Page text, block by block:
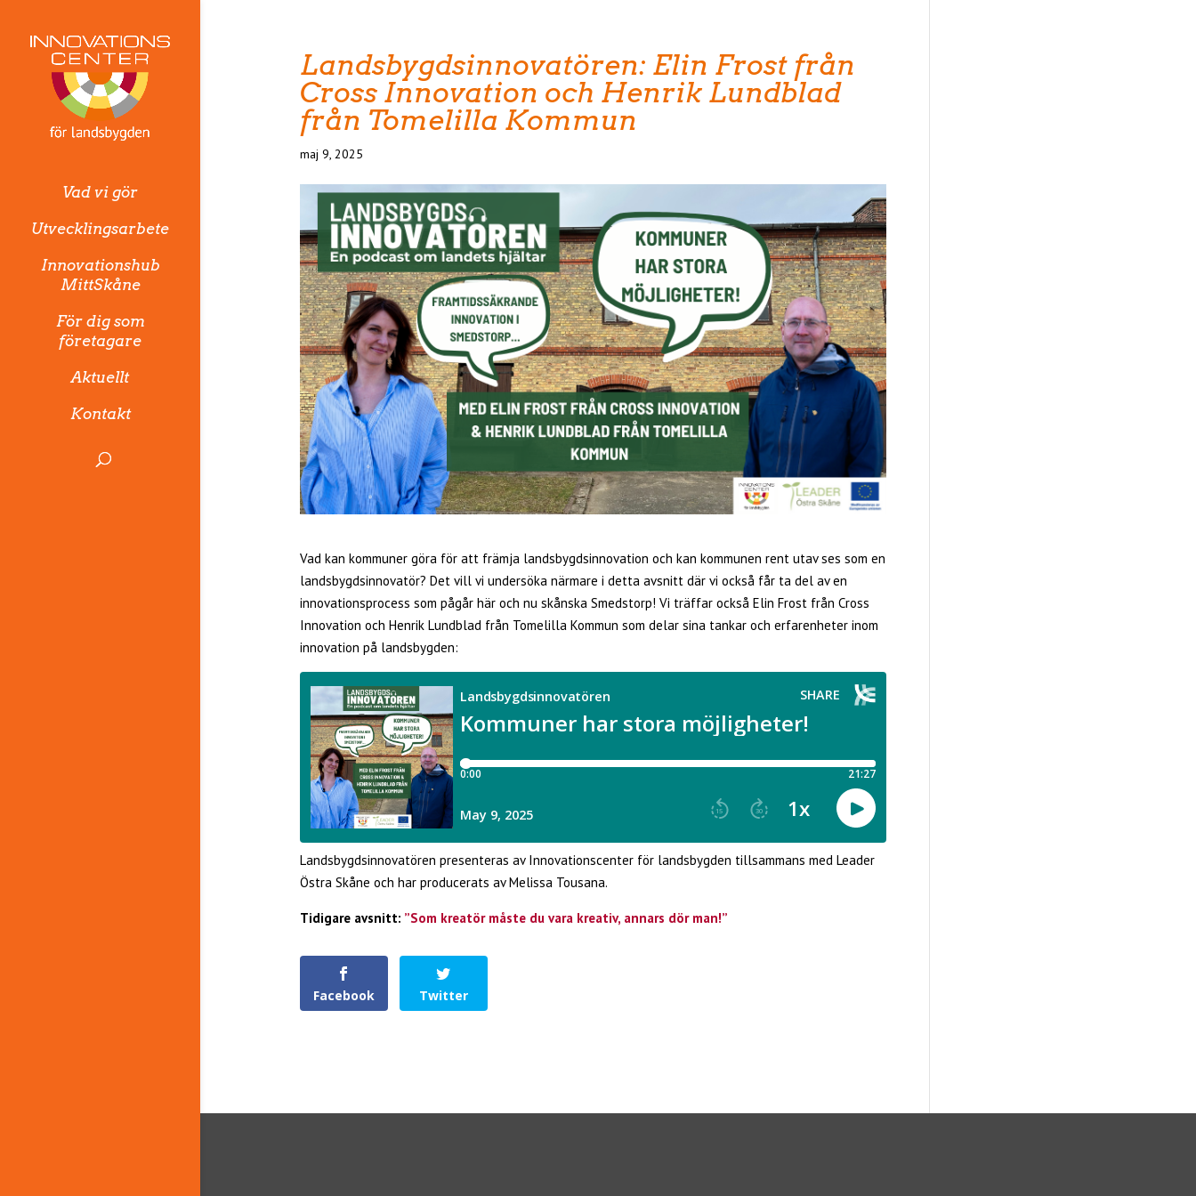
Vad vi gör
Utvecklingsarbete
Innovationshub
MittSkåne
För dig som
företagare
Aktuellt
Kontakt
Landsbygdsinnovatören: Elin Frost från
Cross Innovation och Henrik Lundblad
från Tomelilla Kommun
maj 9, 2025
Vad kan kommuner göra för att främja landsbygdsinnovation och kan kommunen rent utav ses som en
landsbygdsinnovatör? Det vill vi undersöka närmare i detta avsnitt där vi också får ta del av en
innovationsprocess som pågår här och nu skånska Smedstorp! Vi träffar också Elin Frost från Cross
Innovation och Henrik Lundblad från Tomelilla Kommun som delar sina tankar och erfarenheter inom
innovation på landsbygden:
Landsbygdsinnovatören presenteras av Innovationscenter för landsbygden tillsammans med Leader
Östra Skåne och har producerats av Melissa Tousana.
Tidigare avsnitt: ”Som kreatör måste du vara kreativ, annars dör man!”
Facebook Twitter